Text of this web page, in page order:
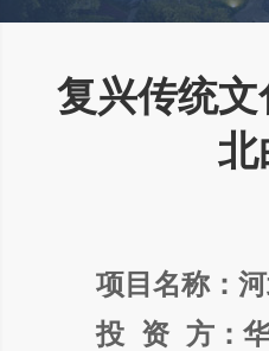
复兴传统
北
项目名称：河
投 资 方：华